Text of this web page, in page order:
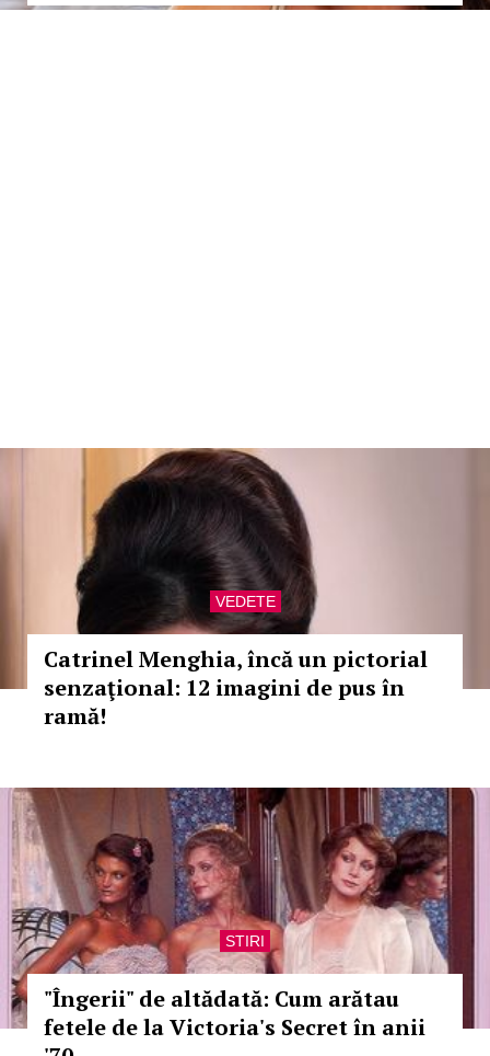
VEDETE
Catrinel Menghia, încă un pictorial
senzaţional: 12 imagini de pus în
ramă!
STIRI
"Îngerii" de altădată: Cum arătau
fetele de la Victoria's Secret în anii